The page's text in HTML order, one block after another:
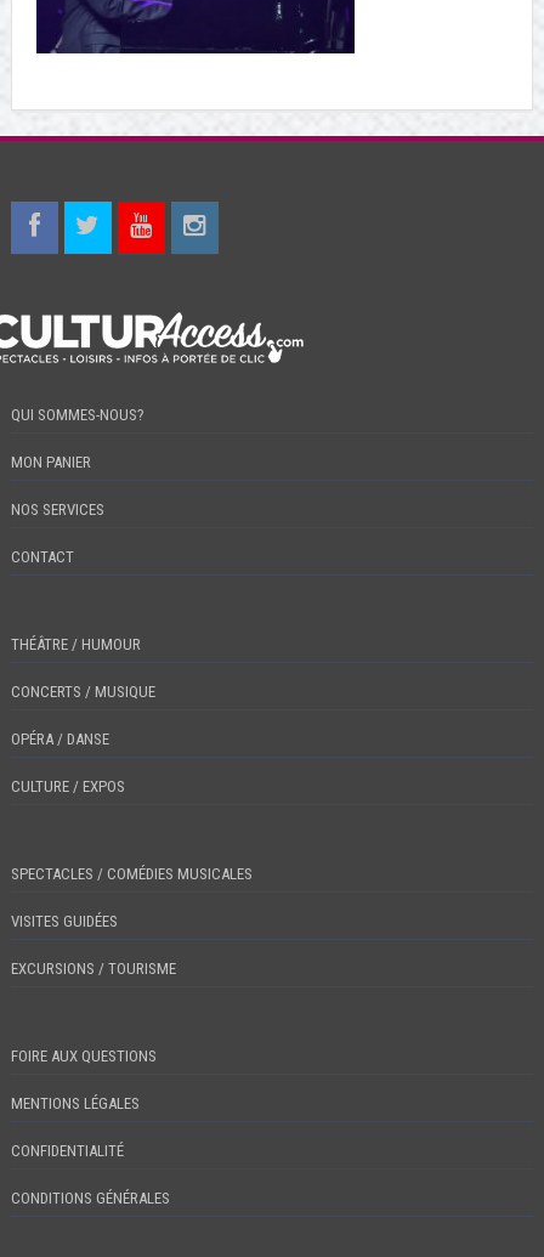
QUI SOMMES-NOUS?
MON PANIER
NOS SERVICES
CONTACT
THÉÂTRE / HUMOUR
CONCERTS / MUSIQUE
OPÉRA / DANSE
CULTURE / EXPOS
SPECTACLES / COMÉDIES MUSICALES
VISITES GUIDÉES
EXCURSIONS / TOURISME
FOIRE AUX QUESTIONS
MENTIONS LÉGALES
CONFIDENTIALITÉ
CONDITIONS GÉNÉRALES